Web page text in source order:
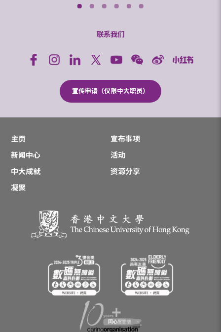
联系我们
宣传申请（仅限中大职员）
主页
宣布事项
新闻中心
活动
中大成就
资源分享
凝聚